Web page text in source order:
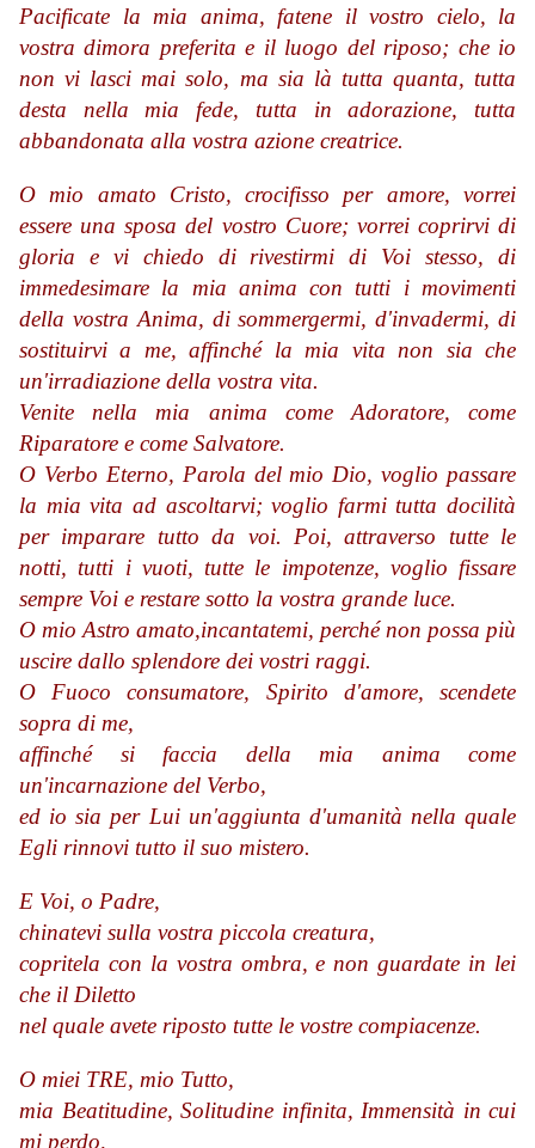
Pacificate la mia anima, fatene il vostro cielo, la
vostra dimora preferita e il luogo del riposo; che io
non vi lasci mai solo, ma sia là tutta quanta, tutta
desta nella mia fede,
tutta in adorazione, tutta
abbandonata alla vostra azione creatrice.
O mio amato Cristo, crocifisso per amore, vorrei
essere una sposa del vostro Cuore; vorrei coprirvi di
gloria e vi chiedo di rivestirmi di Voi stesso,
di
immedesimare la mia anima con tutti i movimenti
della vostra Anima, di sommergermi, d'invadermi, di
sostituirvi a me, affinché la mia vita non sia che
un'irradiazione della vostra vita.
Venite nella mia anima come Adoratore, come
Riparatore e come Salvatore.
O Verbo Eterno, Parola del mio Dio, voglio passare
la mia vita ad ascoltarvi; voglio farmi tutta docilità
per imparare tutto da voi. Poi, attraverso tutte le
notti, tutti i vuoti, tutte le impotenze, voglio fissare
sempre Voi e restare sotto la vostra grande luce.
O mio Astro amato,incantatemi, perché non possa più
uscire dallo splendore dei vostri raggi.
O Fuoco consumatore, Spirito d'amore,
scendete
sopra di me,
affinché si faccia della mia anima come
un'incarnazione del Verbo,
ed io sia per Lui un'aggiunta d'umanità nella quale
Egli rinnovi tutto il suo mistero.
E Voi, o Padre,
chinatevi sulla vostra piccola creatura,
copritela con la vostra ombra, e non guardate in lei
che il Diletto
nel quale avete riposto tutte le vostre compiacenze.
O miei TRE, mio Tutto,
mia Beatitudine, Solitudine infinita, Immensità in cui
mi perdo,